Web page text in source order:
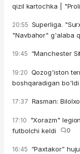
qizil kartochka |
20:55 Superliga.
"Navbahor" g'alaba
19:45 “Manchester
19:20 Qozog'iston
boshqaradigan bo'ldi
17:37 Rasman:
17:10 "Xorazm"
futbolchi keldi
0
16:45 “Paxtakor”